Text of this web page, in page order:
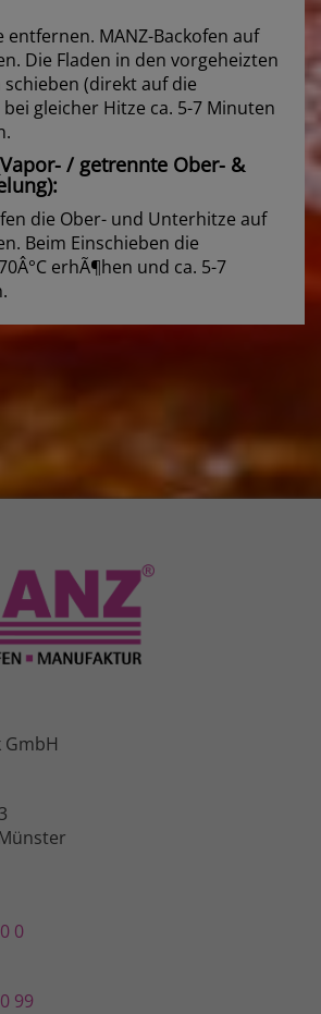
MANZ-Backofen auf
Die Fladen in den vorgeheizten
schieben (direkt auf die
gleicher Hitze ca. 5-7 Minuten
/ getrennte Ober- &
die Ober- und Unterhitze auf
Beim Einschieben die
erhÃ¶hen und ca. 5-7
GmbH
0
99